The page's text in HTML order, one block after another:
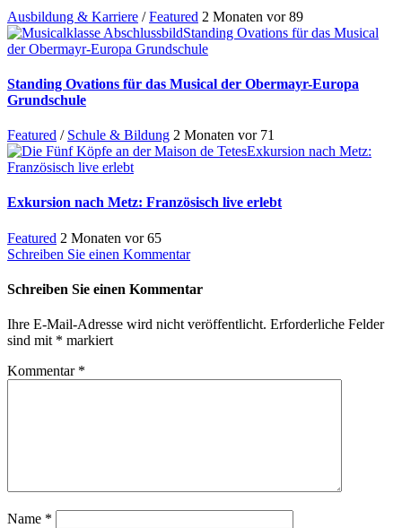
Ausbildung & Karriere /Featured 2 Monaten vor 89
Standing Ovations für das Musical
der Obermayr-Europa Grundschule
Standing Ovations für das Musical der Obermayr-Europa
Grundschule
Featured / Schule & Bildung 2 Monaten vor 71
Exkursion nach Metz:
Französisch live erlebt
Exkursion nach Metz: Französisch live erlebt
Featured 2 Monaten vor 65
Schreiben Sie einen Kommentar
Schreiben Sie einen Kommentar
Ihre E-Mail-Adresse wird nicht veröffentlicht. Erforderliche Felder
sind mit * markiert
Kommentar *
Name *